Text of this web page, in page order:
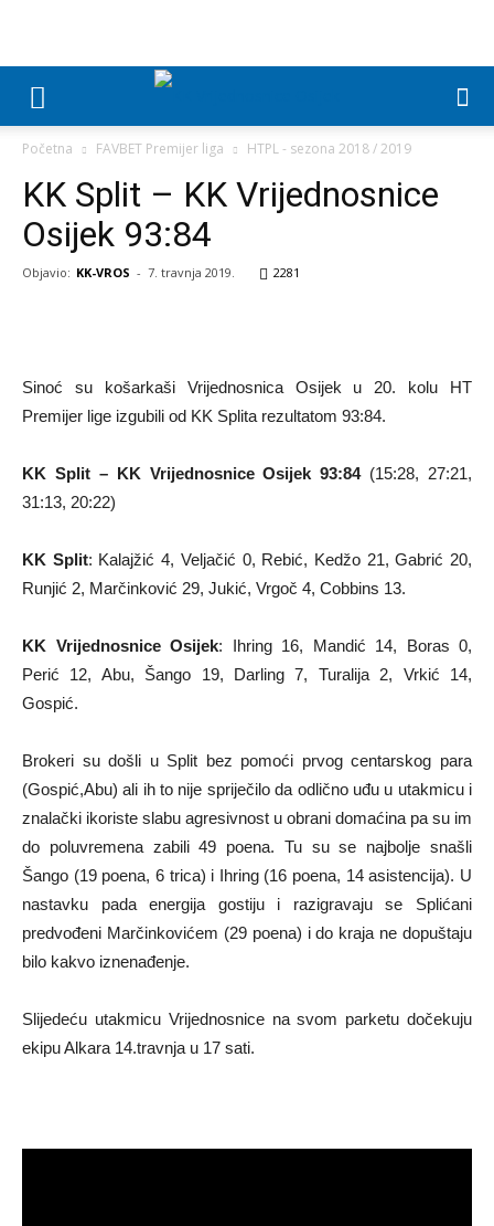
Početna FAVBET Premijer liga HTPL - sezona 2018 / 2019
KK Split – KK Vrijednosnice
Osijek 93:84
Objavio: KK-VROS - 7. travnja 2019. 2281
Sinoć su košarkaši Vrijednosnica Osijek u 20. kolu HT
Premijer lige izgubili od KK Splita rezultatom 93:84.
KK Split – KK Vrijednosnice Osijek 93:84 (15:28, 27:21,
31:13, 20:22)
KK Split: Kalajžić 4, Veljačić 0, Rebić, Kedžo 21, Gabrić 20,
Runjić 2, Marčinković 29, Jukić, Vrgoč 4, Cobbins 13.
KK Vrijednosnice Osijek: Ihring 16, Mandić 14, Boras 0,
Perić 12, Abu, Šango 19, Darling 7, Turalija 2, Vrkić 14,
Gospić.
Brokeri su došli u Split bez pomoći prvog centarskog para
(Gospić,Abu) ali ih to nije spriječilo da odlično uđu u utakmicu i
znalački ikoriste slabu agresivnost u obrani domaćina pa su im
do poluvremena zabili 49 poena. Tu su se najbolje snašli
Šango (19 poena, 6 trica) i Ihring (16 poena, 14 asistencija). U
nastavku pada energija gostiju i razigravaju se Splićani
predvođeni Marčinkovićem (29 poena) i do kraja ne dopuštaju
bilo kakvo iznenađenje.
Slijedeću utakmicu Vrijednosnice na svom parketu dočekuju
ekipu Alkara 14.travnja u 17 sati.